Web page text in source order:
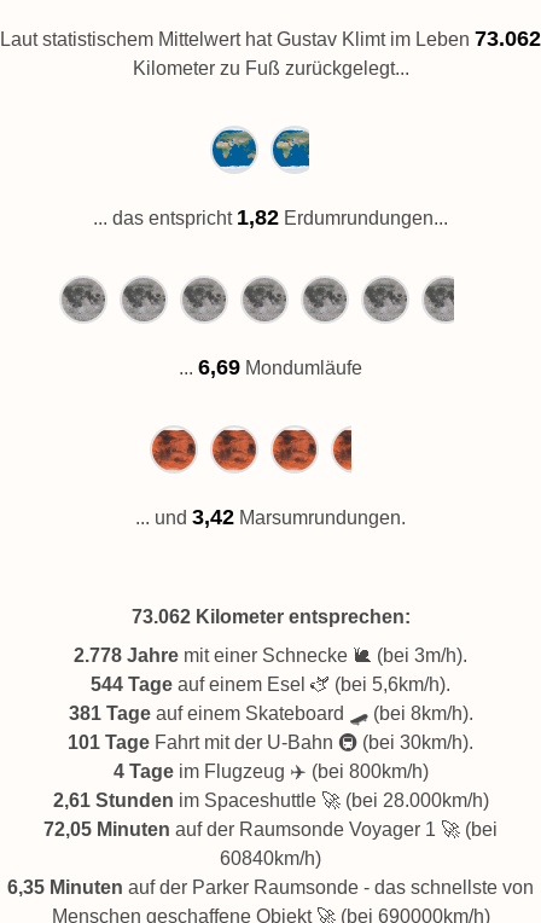
Laut statistischem Mittelwert hat Gustav Klimt im Leben 73.062
Kilometer zu Fuß zurückgelegt...
... das entspricht 1,82 Erdumrundungen...
... 6,69 Mondumläufe
... und 3,42 Marsumrundungen.
73.062 Kilometerentsprechen:
2.778 Jahre mit einer Schnecke 🐌 (bei 3m/h).
544 Tage auf einem Esel 🫏 (bei 5,6km/h).
381 Tageauf einem Skateboard 🛹 (bei 8km/h).
101 Tage Fahrt mit der U-Bahn 🚇 (bei 30km/h).
4 Tageim Flugzeug ✈️ (bei 800km/h)
2,61 Stunden im Spaceshuttle 🚀 (bei 28.000km/h)
72,05 Minuten auf der Raumsonde Voyager 1 🚀 (bei
60840km/h)
6,35 Minuten auf der Parker Raumsonde - das schnellste von
Menschen geschaffene Objekt 🚀 (bei 690000km/h)